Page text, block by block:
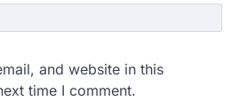
and website in this
time I comment.